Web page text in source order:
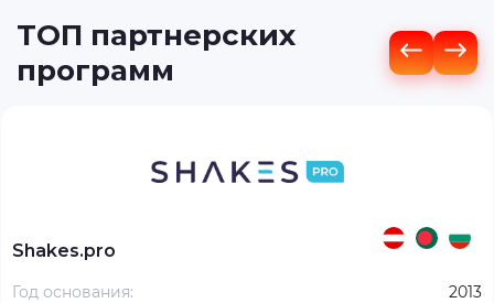
ТОП партнерских
программ
Shakes.pro
Год основания: 2013